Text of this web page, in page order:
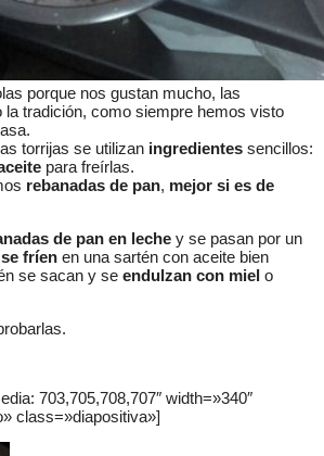
porque nos gustan mucho, las
la tradición, como siempre hemos visto
torrijas se utilizan ingredientes sencillos:
para freírlas.
rebanadas de pan, mejor si es de
de pan en leche y se pasan por un
se fríen en una sartén con aceite bien
se sacan y se endulzan con miel o
703,705,708,707″ width=»340″
class=»diapositiva»]